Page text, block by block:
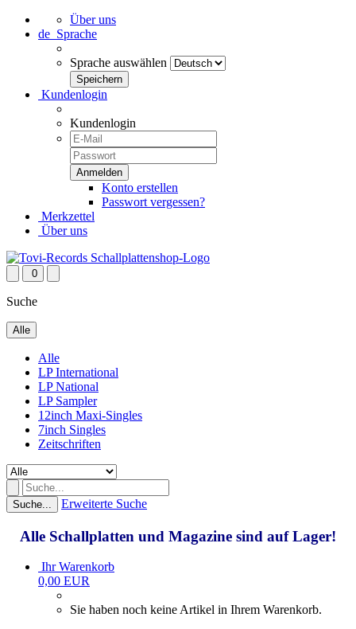
Über uns
de Sprache
Sprache auswählen
Kundenlogin
Kundenlogin
Konto erstellen
Passwort vergessen?
Merkzettel
Über uns
0
Suche
Alle
Alle
LP International
LP National
LP Sampler
12inch Maxi-Singles
7inch Singles
Zeitschriften
Suche... Erweiterte Suche
Alle Schallplatten und Magazine sind auf Lager!
Ihr Warenkorb
0,00 EUR
Sie haben noch keine Artikel in Ihrem Warenkorb.